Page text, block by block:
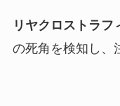
リヤクロストラフ
の死角を検知し、